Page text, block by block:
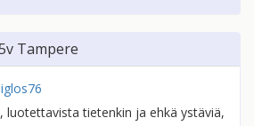
Tampere
luotettavista tietenkin ja ehkä ystäviä,